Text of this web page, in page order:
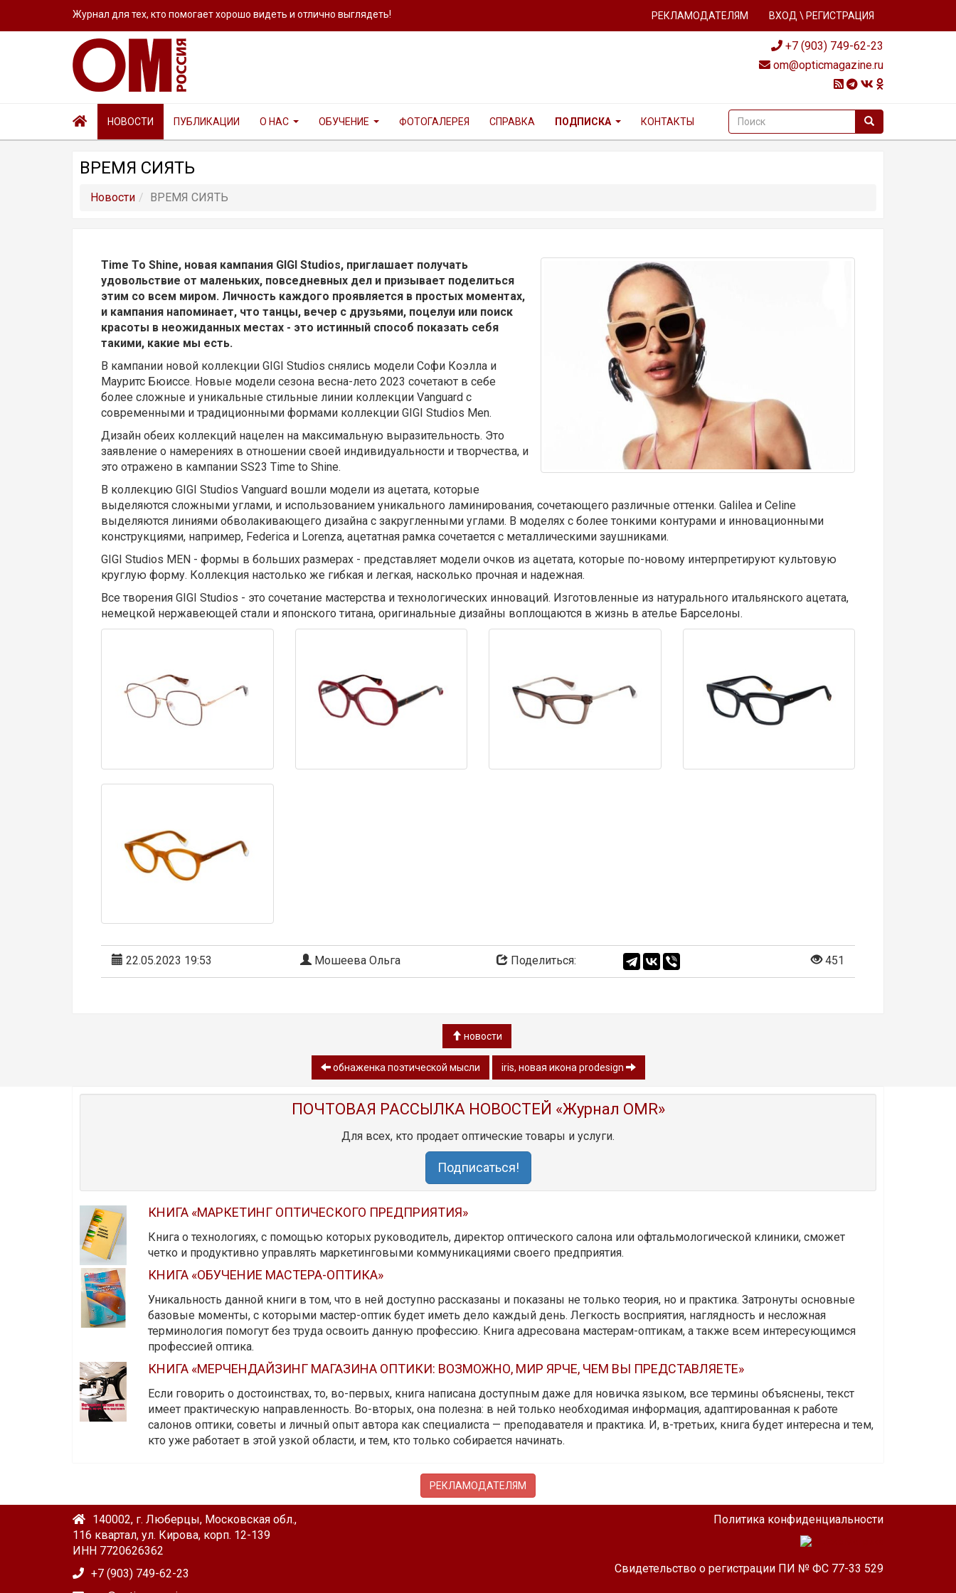
Журнал для тех, кто помогает хорошо видеть и отлично выглядеть! РЕКЛАМОДАТЕЛЯМ ВХОД \ РЕГИСТРАЦИЯ
+7 (903) 749-62-23
om@opticmagazine.ru
НОВОСТИ ПУБЛИКАЦИИ О НАС ОБУЧЕНИЕ ФОТОГАЛЕРЕЯ СПРАВКА ПОДПИСКА КОНТАКТЫ
ВРЕМЯ СИЯТЬ
Новости ВРЕМЯ СИЯТЬ
Time To Shine, новая кампания GIGI Studios, приглашает получать
удовольствие от маленьких, повседневных дел и призывает поделиться
этим со всем миром. Личность каждого проявляется в простых моментах,
и кампания напоминает, что танцы, вечер с друзьями, поцелуи или поиск
красоты в неожиданных местах - это истинный способ показать себя
такими, какие мы есть.
В кампании новой коллекции GIGI Studios снялись модели Софи Коэлла и
Мауритс Бюиссе. Новые модели сезона весна-лето 2023 сочетают в себе
более сложные и уникальные стильные линии коллекции Vanguard с
современными и традиционными формами коллекции GIGI Studios Men.
Дизайн обеих коллекций нацелен на максимальную выразительность. Это
заявление о намерениях в отношении своей индивидуальности и творчества, и
это отражено в кампании SS23 Time to Shine.
В коллекцию GIGI Studios Vanguard вошли модели из ацетата, которые
выделяются сложными углами, и использованием уникального ламинирования, сочетающего различные оттенки. Galilea и Celine
выделяются линиями обволакивающего дизайна с закругленными углами. В моделях с более тонкими контурами и инновационными
конструкциями, например, Federica и Lorenza, ацетатная рамка сочетается с металлическими заушниками.
GIGI Studios MEN - формы в больших размерах - представляет модели очков из ацетата, которые по-новому интерпретируют культовую
круглую форму. Коллекция настолько же гибкая и легкая, насколько прочная и надежная.
Все творения GIGI Studios - это сочетание мастерства и технологических инноваций. Изготовленные из натурального итальянского ацетата,
немецкой нержавеющей стали и японского титана, оригинальные дизайны воплощаются в жизнь в ателье Барселоны.
22.05.2023 19:53 Мошеева Ольга Поделиться: 451
новости
обнаженка поэтической мысли iris, новая икона prodesign
ПОЧТОВАЯ РАССЫЛКА НОВОСТЕЙ «Журнал OMR»
Для всех, кто продает оптические товары и услуги.
Подписаться!
КНИГА «МАРКЕТИНГ ОПТИЧЕСКОГО ПРЕДПРИЯТИЯ»
Книга о технологиях, с помощью которых руководитель, директор оптического салона или офтальмологической клиники, сможет
четко и продуктивно управлять маркетинговыми коммуникациями своего предприятия.
КНИГА «ОБУЧЕНИЕ МАСТЕРА-ОПТИКА»
Уникальность данной книги в том, что в ней доступно рассказаны и показаны не только теория, но и практика. Затронуты основные
базовые моменты, с которыми мастер-оптик будет иметь дело каждый день. Легкость восприятия, наглядность и несложная
терминология помогут без труда освоить данную профессию. Книга адресована мастерам-оптикам, а также всем интересующимся
профессией оптика.
КНИГА «МЕРЧЕНДАЙЗИНГ МАГАЗИНА ОПТИКИ: ВОЗМОЖНО, МИР ЯРЧЕ, ЧЕМ ВЫ ПРЕДСТАВЛЯЕТЕ»
Если говорить о достоинствах, то, во-первых, книга написана доступным даже для новичка языком, все термины объяснены, текст
имеет практическую направленность. Во-вторых, она полезна: в ней только необходимая информация, адаптированная к работе
салонов оптики, советы и личный опыт автора как специалиста — преподавателя и практика. И, в-третьих, книга будет интересна и тем,
кто уже работает в этой узкой области, и тем, кто только собирается начинать.
РЕКЛАМОДАТЕЛЯМ
140002, г. Люберцы, Московская обл.,
116 квартал, ул. Кирова, корп. 12-139
ИНН 7720626362
+7 (903) 749-62-23
Политика конфиденциальности
Свидетельство о регистрации ПИ № ФС 77-33 529